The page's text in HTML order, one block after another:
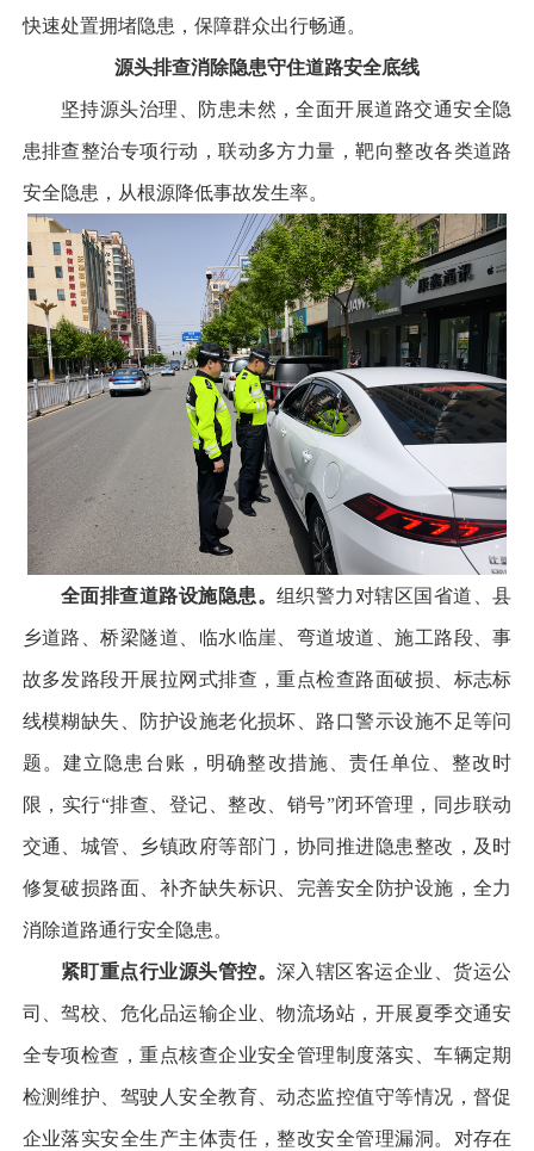
快速处置拥堵隐患，保障群众出行畅通。
源头排查消除隐患守住道路安全底线
坚持源头治理、防患未然，全面开展道路交通安全隐
患排查整治专项行动，联动多方力量，靶向整改各类道路
安全隐患，从根源降低事故发生率。
全面排查道路设施隐患。 组织警力对辖区国省道、县
乡道路、桥梁隧道、临水临崖、弯道坡道、施工路段、事
故多发路段开展拉网式排查，重点检查路面破损、标志标
线模糊缺失、防护设施老化损坏、路口警示设施不足等问
题。建立隐患台账，明确整改措施、责任单位、整改时
限，实行“排查、登记、整改、销号”闭环管理，同步联动
交通、城管、乡镇政府等部门，协同推进隐患整改，及时
修复破损路面、补齐缺失标识、完善安全防护设施，全力
消除道路通行安全隐患。
紧盯重点行业源头管控。 深入辖区客运企业、货运公
司、驾校、危化品运输企业、物流场站，开展夏季交通安
全专项检查，重点核查企业安全管理制度落实、车辆定期
检测维护、驾驶人安全教育、动态监控值守等情况，督促
企业落实安全生产主体责任，整改安全管理漏洞。对存在